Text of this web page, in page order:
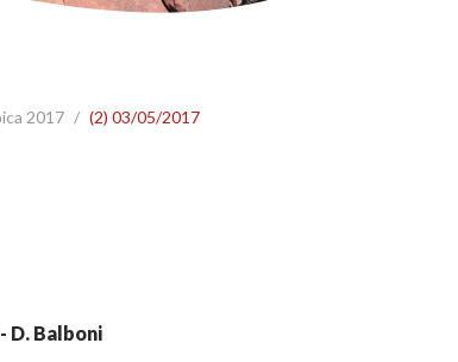
2017 / (2) 03/05/2017
D. Balboni